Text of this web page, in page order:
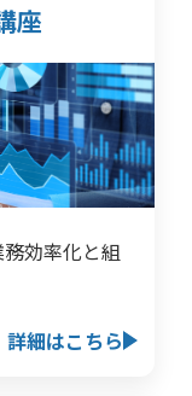
座
効率化と組
詳細はこちら